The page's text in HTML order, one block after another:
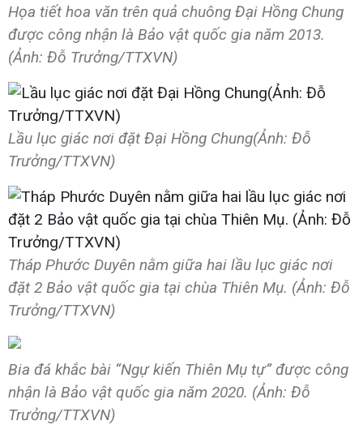
Họa tiết hoa văn trên quả chuông Đại Hồng Chung
được công nhận là Bảo vật quốc gia năm 2013.
(Ảnh: Đỗ Trưởng/TTXVN)
Lầu lục giác nơi đặt Đại Hồng Chung(Ảnh: Đỗ
Trưởng/TTXVN)
Tháp Phước Duyên nằm giữa hai lầu lục giác nơi
đặt 2 Bảo vật quốc gia tại chùa Thiên Mụ. (Ảnh: Đỗ
Trưởng/TTXVN)
Bia đá khắc bài “Ngự kiến Thiên Mụ tự” được công
nhận là Bảo vật quốc gia năm 2020. (Ảnh: Đỗ
Trưởng/TTXVN)